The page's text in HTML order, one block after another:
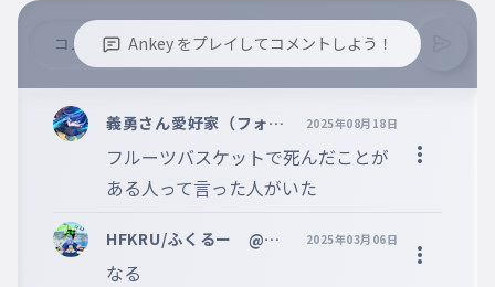
ぬかしました
012
フルーツバスケットのあの女子が僕
の事を書いてたらしいです。
ふるーつばすけっとのあのじょしがぼくのことをかいて
たらしいです
※陽です
013
「T様の誕生日」とか書いてたらし
いです。
tさまのたんじょうびとかかいてたらしいです
Ankey をプレイしてコメントしよう！
※コメントするには、ログインが必要です。
義勇さん愛好家（フォロ
2025年08月18日
フルーツバスケットで死んだことが
ある人って言った人がいた
HFKRU/ふくるー @ζy
2025年03月06日
なる